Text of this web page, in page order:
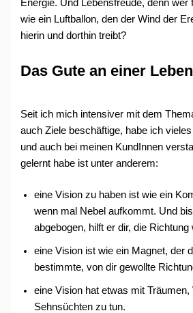
Energie. Und Lebensfreude, denn
wie ein Luftballon, den der Wind der
hierin und dorthin treibt?
Das Gute an einer
Seit ich mich intensiver mit dem
auch Ziele beschäftige, habe ich
und auch bei meinen KundInnen
gelernt habe ist unter anderem:
eine Vision zu haben ist wie ein
wenn mal Nebel aufkommt. Und
abgebogen, hilft er dir, die Richtung
eine Vision ist wie ein Magnet, der
bestimmte, von dir gewollte
eine Vision hat etwas mit Träumen,
Sehnsüchten zu tun.